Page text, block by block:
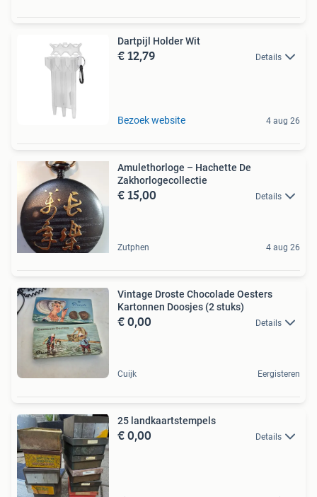
Dartpijl Holder Wit
€ 12,79 Details
Bezoek website 4 aug 26
Amulethorloge – Hachette De
Zakhorlogecollectie
€ 15,00 Details
Zutphen 4 aug 26
Vintage Droste Chocolade Oesters
Kartonnen Doosjes (2 stuks)
€ 0,00 Details
Cuijk Eergisteren
25 landkaartstempels
€ 0,00 Details